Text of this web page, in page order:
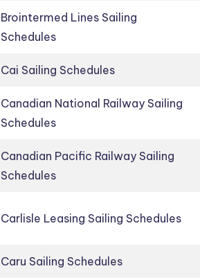
Brointermed Lines Sailing
Schedules
Cai Sailing Schedules
Canadian National Railway Sailing
Schedules
Canadian Pacific Railway Sailing
Schedules
Carlisle Leasing Sailing Schedules
Caru Sailing Schedules